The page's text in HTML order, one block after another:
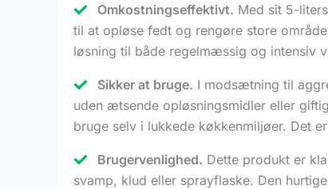
Omkostningseffektivt. Med sit 5-
til at opløse fedt og rengøre store
løsning til både regelmæssig og intensiv
Sikker at bruge. I modsætning til
uden ætsende opløsningsmidler eller
bruge selv i lukkede køkkenmiljøer. Det
Brugervenlighed. Dette produkt er
svamp, klud eller sprayflaske. Den